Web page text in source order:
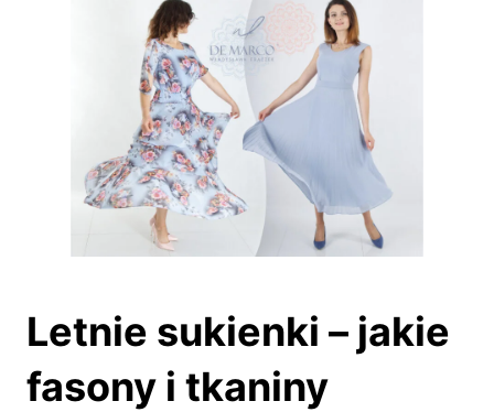
Letnie sukienki – jakie
fasony i tkaniny